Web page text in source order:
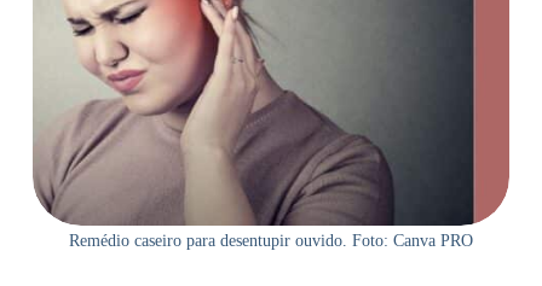
Remédio caseiro para desentupir ouvido. Foto: Canva PRO